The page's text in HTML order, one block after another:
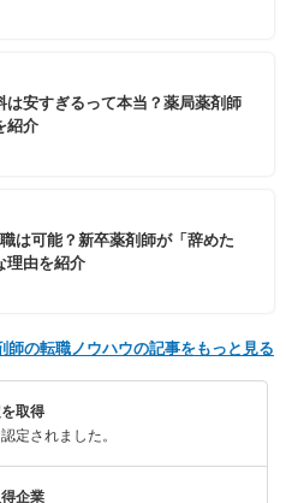
は安すぎるって本当？薬局薬剤師
紹介
は可能？新卒薬剤師が「辞めた
理由を紹介
師の転職ノウハウの記事をもっと見る
取得
定されました。
企業